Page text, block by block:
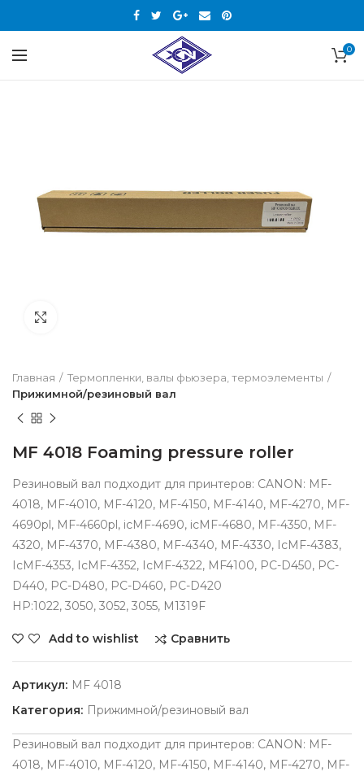
0
Главная
Термопленки, валы фьюзера, термоэлементы
Прижимной/резиновый вал
MF 4018 Foaming pressure roller
Резиновый вал подходит для принтеров: CANON: MF-
4018, MF-4010, MF-4120, MF-4150, MF-4140, MF-4270, MF-
4690pl, MF-4660pl, icMF-4690, icMF-4680, MF-4350, MF-
4320, MF-4370, MF-4380, MF-4340, MF-4330, IcMF-4383,
IcMF-4353, IcMF-4352, IcMF-4322, MF4100, PC-D450, PC-
D440, PC-D480, PC-D460, PC-D420
HP:1022, 3050, 3052, 3055, M1319F
Add to wishlist Сравнить
Артикул: MF 4018
Категория: Прижимной/резиновый вал
Резиновый вал подходит для принтеров: CANON: MF-
4018, MF-4010, MF-4120, MF-4150, MF-4140, MF-4270, MF-